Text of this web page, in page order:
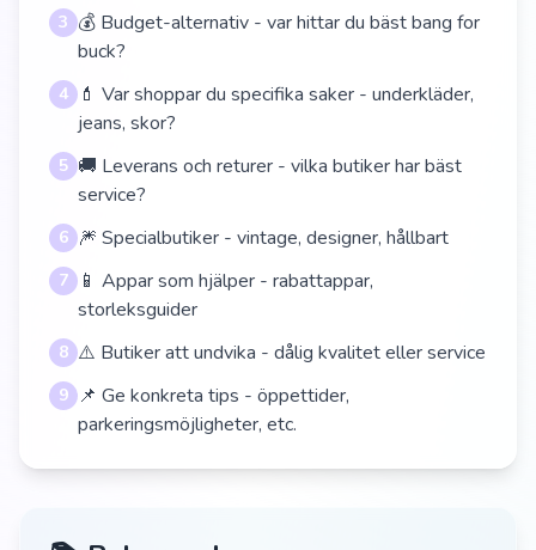
3 💰 Budget-alternativ - var hittar du bäst bang for
buck?
4
💄 Var shoppar du specifika saker - underkläder,
jeans, skor?
5 🚚 Leverans och returer - vilka butiker har bäst
service?
6 🎆 Specialbutiker - vintage, designer, hållbart
7
📱 Appar som hjälper - rabattappar,
storleksguider
8 ⚠️ Butiker att undvika - dålig kvalitet eller service
9 📌 Ge konkreta tips - öppettider,
parkeringsmöjligheter, etc.